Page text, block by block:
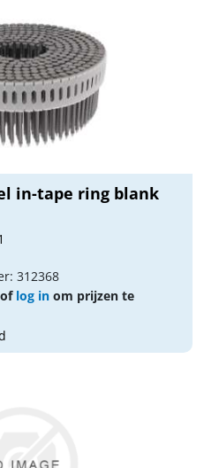
in-tape ring blank
312368
log in om prijzen te